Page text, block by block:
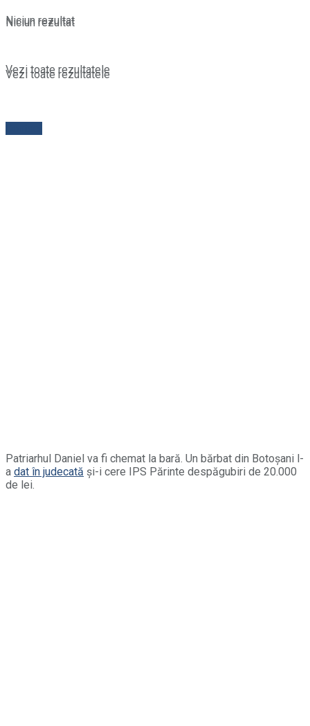
Niciun rezultat
Vezi toate rezultatele
Niciun rezultat
Vezi toate rezultatele
Patriarhul Daniel va fi chemat la bară. Un bărbat din Botoșani l-
a dat în judecată și-i cere IPS Părinte despăgubiri de 20.000
de lei.